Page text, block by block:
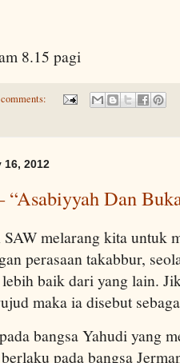
8.15 pagi
16, 2012
“Asabiyyah Dan
melarang kita untuk
perasaan takabbur,
baik dari yang lain.
maka ia disebut
bangsa Yahudi yang
pada bangsa